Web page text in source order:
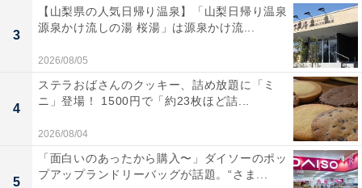
3
【山梨県の人気日帰り温泉】「山梨日帰り温泉
源泉かけ流しの湯 桜湯」は源泉かけ流...
2026/08/05
4
ステラおばさんのクッキー、詰め放題に「ミ
ニ」登場！ 1500円で「約23枚ほど詰...
2026/08/04
5
「面白いのあったから購入〜」ダイソーのポッ
プアップランドリーバッグが話題。“さま...